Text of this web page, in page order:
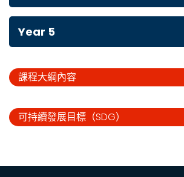
Year 5
課程大綱內容
可持續發展目標（SDG）